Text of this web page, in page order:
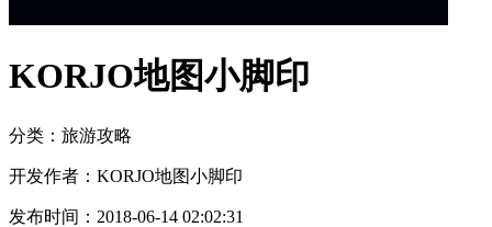
KORJO地图小脚印
分类：旅游攻略
开发作者： KORJO地图小脚印
发布时间： 2018-06-14 02:02:31